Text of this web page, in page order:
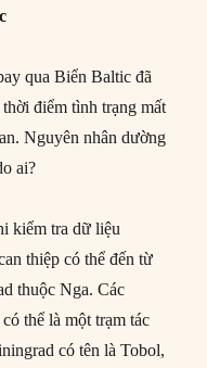
qua Biển Baltic đã
điểm tình trạng mất
Nguyên nhân dường
ai?
kiểm tra dữ liệu
thiệp có thể đến từ
thuộc Nga. Các
thể là một trạm tác
có tên là Tobol,